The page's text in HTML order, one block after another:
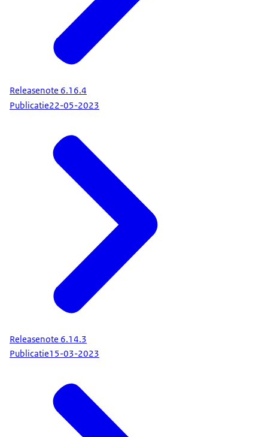
Releasenote 6.16.4
Publicatie22-05-2023
Releasenote 6.14.3
Publicatie15-03-2023